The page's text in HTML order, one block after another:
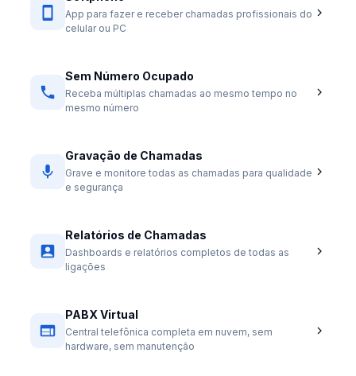
App para fazer e receber chamadas profissionais do
celular ou PC
Sem Número Ocupado
Receba múltiplas chamadas ao mesmo tempo no
mesmo número
Gravação de Chamadas
Grave e monitore todas as chamadas para qualidade
e segurança
Relatórios de Chamadas
Dashboards e relatórios completos de todas as
ligações
PABX Virtual
Central telefônica completa em nuvem, sem
hardware, sem manutenção